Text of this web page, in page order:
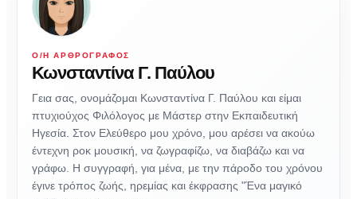
Ο/Η ΑΡΘΡΟΓΡΆΦΟΣ
Κωνσταντίνα Γ. Παύλου
Γεια σας, ονομάζομαι Κωνσταντίνα Γ. Παύλου και είμαι
πτυχιούχος Φιλόλογος με Μάστερ στην Εκπαιδευτική
Ηγεσία. Στον Ελεύθερο μου χρόνο, μου αρέσει να ακούω
έντεχνη ροκ μουσική, να ζωγραφίζω, να διαβάζω και να
γράφω. Η συγγραφή, για μένα, με την πάροδο του χρόνου
έγινε τρόπος ζωής, ηρεμίας και έκφρασης "Ένα μαγικό